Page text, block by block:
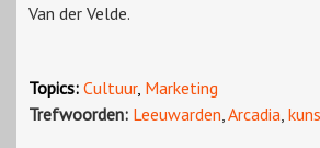
Van der Velde.
Topics: Cultuur, Marketing
Trefwoorden: Leeuwarden,Arcadia,